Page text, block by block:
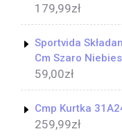
179,99zł
Sportvida
Cm Szaro
59,00zł
Cmp Kurtka
259,99zł